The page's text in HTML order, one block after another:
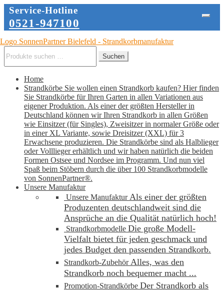
Service-Hotline
0521-947100
Zur
springen
Zum
springen
nach:
Suchen
Home
Strandkörbe Sie wollen einen Strandkorb kaufen? Hier finden
Sie Strandkörbe für Ihren Garten in allen Variationen aus
eigener Produktion. Als einer der größten Hersteller in
Deutschland können wir Ihren Strandkorb in allen Größen
wie Einsitzer (für Singles), Zweisitzer in normaler Größe oder
in einer XL Variante, sowie Dreisitzer (XXL) für 3
Erwachsene produzieren. Die Strandkörbe sind als Halblieger
oder Volllieger erhältlich und wir haben natürlich die beiden
Formen Ostsee und Nordsee im Programm. Und nun viel
Spaß beim Stöbern durch die über 100 Strandkorbmodelle
von SonnenPartner®.
Unsere Manufaktur
Unsere Manufaktur Als einer der größten
Produzenten deutschlandweit sind die
Ansprüche an die Qualität natürlich hoch!
Strandkorbmodelle Die große Modell-
Vielfalt bietet für jeden geschmack und
jedes Budget den passenden Strandkorb.
Strandkorb-Zubehör Alles, was den
Strandkorb noch bequemer macht ...
Promotion-Strandkörbe Der Strandkorb als